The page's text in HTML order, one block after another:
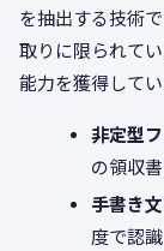
を抽出する技術
取りに限られて
能力を獲得してい
非定型
の領収
手書き
度で認識